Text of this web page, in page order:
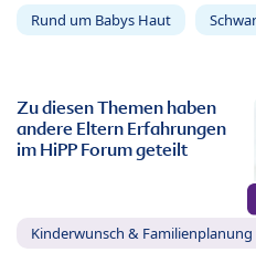
Rund um Babys Haut
Zu diesen Themen haben
andere Eltern Erfahrungen
im HiPP Forum geteilt
Kinderwunsch & Familienplanung